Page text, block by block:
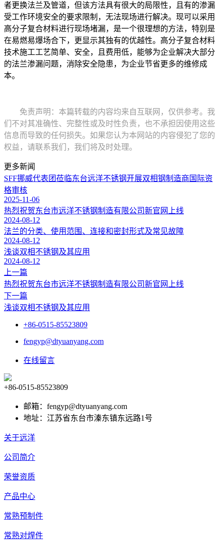
者更换法兰及管道，但该方法具有很大的局限性，且有的渗漏
受工作环境安全的要求限制，无法现场进行解决。现可以采用
高分子复合材料进行现场堵漏，是一个很理想的方法，特别是
在易燃易爆场合下，更显示其独有的优越性。高分子复合材料
技术施工工艺简单、安全，且费用低，能够为企业解决大部分
的法兰渗漏问题，消除安全隐患，为企业节省更多的维修成
本。
免责声明：本篇转载的内容均来自互联网，仅供参考。我
们不对其准确性、完整性或及时性负责，也不承担因使用这些
信息而导致的任何损失。如果您认为本网站的内容侵犯了您的
权益，请联系我们，我们将及时处理。
更多新闻
SFF挪威代表团莅临东台远洋不锈钢开展双相钢制造商国际资
格审核
2025-11-06
热烈祝贺东台市远洋不锈钢制造有限公司新官网上线
2024-08-12
法兰的分类、使用范围、连接和密封形式及常见故障
2024-08-12
浅谈双相不锈钢及其应用
2024-08-12
上一篇
热烈祝贺东台市远洋不锈钢制造有限公司新官网上线
下一篇
浅谈双相不锈钢及其应用
+86-0515-85523809
fengyp@dtyuanyang.com
在线留言
+86-0515-85523809
邮箱：fengyp@dtyuanyang.com
地址：江苏省东台市溱东镇东远路1号
关于远洋
公司简介
荣誉资质
产品中心
常熟预制件
常熟对焊件